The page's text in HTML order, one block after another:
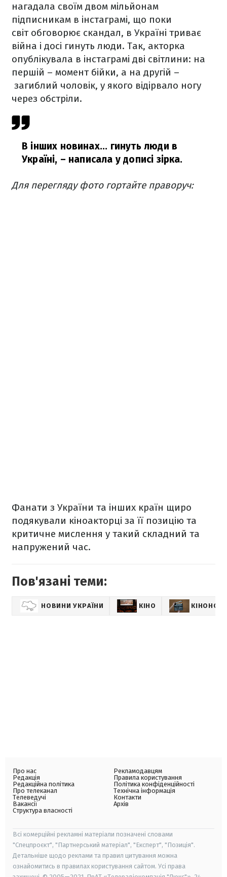
нагадала своїм двом мільйонам
підписникам в інстаграмі, що поки
світ обговорює скандал, в Україні триває
війна і досі гинуть люди. Так, акторка
опублікувала в інстаграмі дві світлини: на
першій – момент бійки, а на другій –
загиблий чоловік, у якого відірвало ногу
через обстріли.
В інших новинах... гинуть люди в
Україні, – написала у дописі зірка.
Для перегляду фото гортайте праворуч:
Фанати з України та інших країн щиро
подякували кіноакторці за її позицію та
критичне мислення у такий складний та
напружений час.
Пов'язані теми:
НОВИНИ УКРАЇНИ КІНО
Про нас
Редакція
Редакційна політика
Про телеканал
Телеведучі
Вакансії
Структура власності
Рекламодавцям
Правила користування
Політика конфіденційності
Технічна інформація
Контакти
Архів
Всі комерційні рекламні матеріали позначені словами
"Спецпроєкт", "Партнерський матеріал", "Експерт", "Позиція".
Детальніше щодо реклами та правил цитування можна
ознайомитись в правилах користування сайтом. Усі права